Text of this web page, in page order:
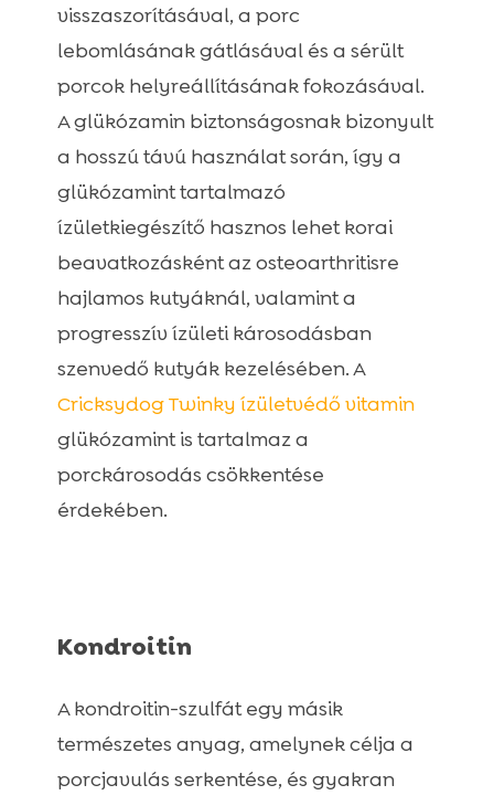
visszaszorításával, a porc
lebomlásának gátlásával és a sérült
porcok helyreállításának fokozásával.
A glükózamin biztonságosnak bizonyult
a hosszú távú használat során, így a
glükózamint tartalmazó
ízületkiegészítő hasznos lehet korai
beavatkozásként az osteoarthritisre
hajlamos kutyáknál, valamint a
progresszív ízületi károsodásban
szenvedő kutyák kezelésében. A
Cricksydog Twinky ízületvédő vitamin
glükózamint is tartalmaz a
porckárosodás csökkentése
érdekében.
Kondroitin
A kondroitin-szulfát egy másik
természetes anyag, amelynek célja a
porcjavulás serkentése, és gyakran